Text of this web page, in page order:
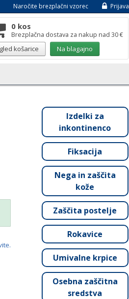
Naročite brezplačni vzorec Prijava
0 kos
Brezplačna dostava za nakup nad 30 €
košarice
Na blagajno
Izdelki za
inkontinenco
Fiksacija
Nega in zaščita
kože
Zaščita postelje
Rokavice
Umivalne krpice
Osebna zaščitna
sredstva